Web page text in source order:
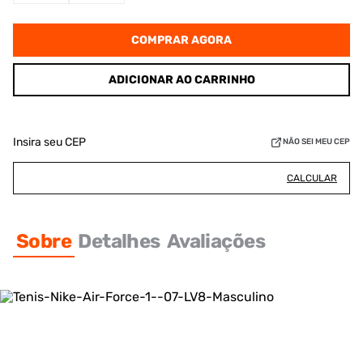
COMPRAR AGORA
ADICIONAR AO CARRINHO
Insira seu CEP NÃO SEI MEU CEP
CALCULAR
Sobre Detalhes Avaliações